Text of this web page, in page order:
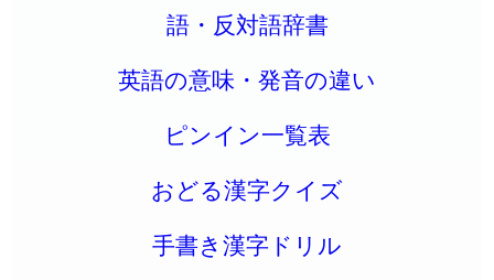
語・反対語辞書
英語の意味・発音の違い
ピンイン一覧表
おどる漢字クイズ
手書き漢字ドリル